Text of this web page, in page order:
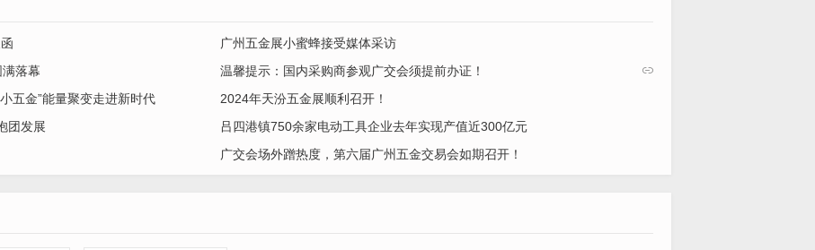
广州五金展小蜜蜂接受媒体采访
落幕

温馨提示：国内采购商参观广交会须提前办证！
五金”能量聚变走进新时代
2024年天汾五金展顺利召开！
团发展
吕四港镇750余家电动工具企业去年实现产值近300亿元
广交会场外蹭热度，第六届广州五金交易会如期召开！